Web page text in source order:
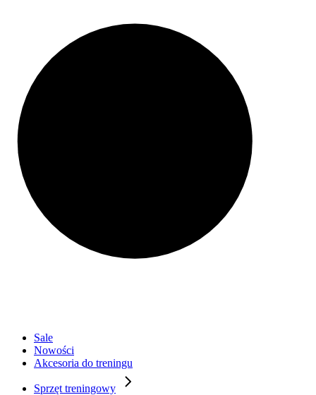
Sale
Nowości
Akcesoria do treningu
Sprzęt treningowy